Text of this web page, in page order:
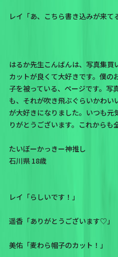
レイ「あ、こちら書き込みが来て
はるか先生こんばんは、写真集買
カットが良くて大好きです。僕の
子を被っている、ページです。写
も、それが吹き飛ぶぐらいかわい
が大好きになりました。いつも元
りがとうございます。これからも
たいぼーかっきー神推し
石川県 18歳
レイ「らしいです！」
遥香「ありがとうございます♡」
美佑「麦わら帽子のカット！」